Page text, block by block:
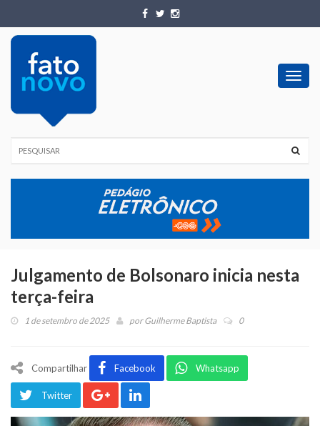
Julgamento de Bolsonaro inicia nesta
terça-feira
1 de setembro de 2025 porGuilherme Baptista 0
Compartilhar Facebook Whatsapp
Twitter